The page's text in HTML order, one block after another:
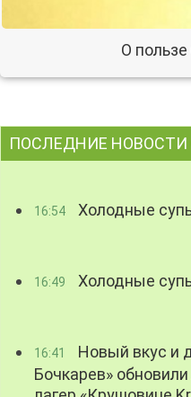
О пользе
ПОСЛЕДНИЕ НОВОСТИ
16:54 Холодные
16:49 Холодные
16:41
Новый вкус и
Бочкарев»